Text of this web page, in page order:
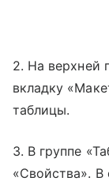
2. На верхней
вкладку
таблицы.
3. В группе
«Свойства». В